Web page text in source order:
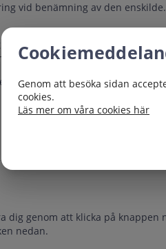
vid benämning av den
samverkan vid utskrivning
utskrivningsplanering.
Utskrivning - SPU
genom att klicka på
nedan.
Genom att besöka sidan
cookies.
Läs mer om våra cookies här